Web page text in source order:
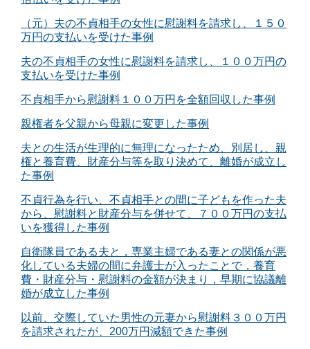
（元）夫の不貞相手の女性に慰謝料を請求し、１５０
万円の支払いを受けた事例
夫の不貞相手の女性に慰謝料を請求し、１００万円の
支払いを受けた事例
不貞相手から慰謝料１００万円を全額回収した事例
親権者を父親から母親に変更した事例
夫との生活が生理的に無理になったため、別居し、親
権と養育費、財産分与等を取り決めて、離婚が成立し
た事例
不貞行為を行い、不貞相手との間に子どもを作った夫
から、慰謝料と財産分与を併せて、７００万円の支払
いを獲得した事例
自衛隊員である夫と，専業主婦である妻との関係が悪
化している夫婦の間に弁護士が入ったことで，養育
費・財産分与・慰謝料の金額が決まり，早期に協議離
婚が成立した事例
以前、交際していた男性の元妻から慰謝料３００万円
を請求されたが、200万円減額できた事例